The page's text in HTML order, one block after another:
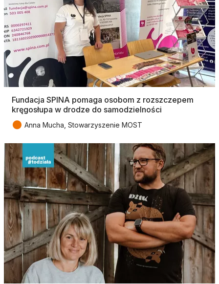
Fundacja SPINA pomaga osobom z rozszczepem
kręgosłupa w drodze do samodzielności
● Anna Mucha, Stowarzyszenie MOST